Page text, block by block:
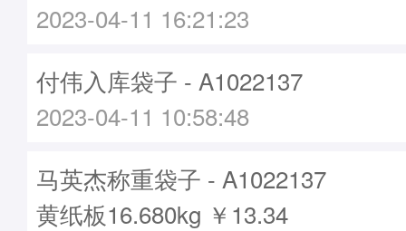
2023-04-11 16:21:23
付伟入库袋子 - A1022137
2023-04-11 10:58:48
马英杰称重袋子 - A1022137
黄纸板16.680kg ￥13.34